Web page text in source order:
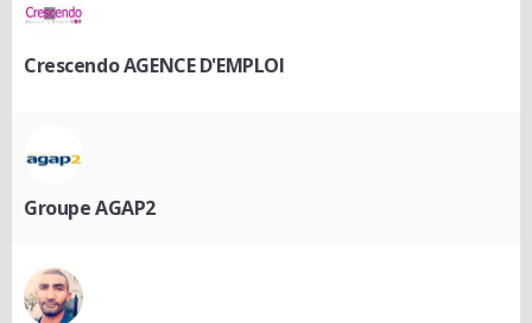
Crescendo AGENCE D'EMPLOI
Groupe AGAP2